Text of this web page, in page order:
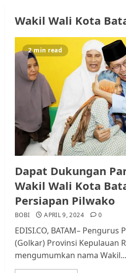
Wakil Wali Kota
2 min read
Dapat Dukungan
Wakil Wali Kota
Persiapan Pilwako
BOBI APRIL 9, 2024 0
EDISI.CO, BATAM–
(Golkar) Provinsi Kepulauan
mengumumkan nama Wakil...